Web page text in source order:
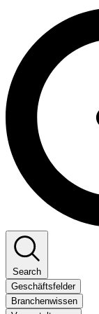
Search
Geschäftsfelder
Branchenwissen